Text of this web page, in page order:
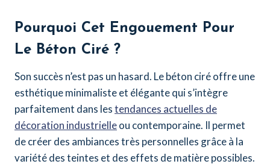
Pourquoi Cet Engouement Pour
Le Béton Ciré ?
Son succès n’est pas un hasard. Le béton ciré offre une
esthétique minimaliste et élégante qui s’intègre
parfaitement dans lestendances actuelles de
décoration industrielleou contemporaine. Il permet
de créer des ambiances très personnelles grâce à la
variété des teintes et des effets de matière possibles.